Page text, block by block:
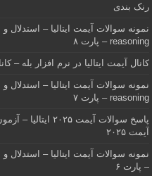
رنک بندی
reasoning – پارت ۸
کانال آیمت ایتالیا در نرم افزار بله –
reasoning – پارت ۷
آیمت ۲۰۲۵
– پارت ۶